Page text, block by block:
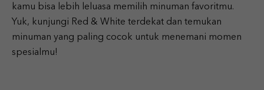
kamu bisa lebih leluasa memilih minuman favoritmu.
Yuk, kunjungi Red & White terdekat dan temukan
minuman yang paling cocok untuk menemani momen
spesialmu!